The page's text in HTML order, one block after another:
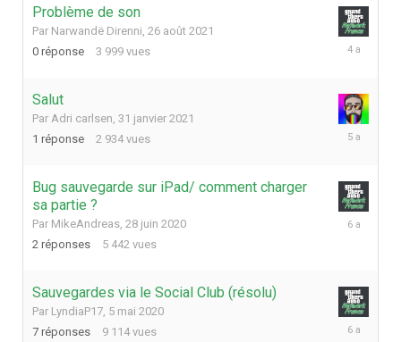
Problème de son
Par Narwandë Direnni 26 août 2021
0 réponse 3 999 vues
26
Salut
Par Adri carlsen 31 janvier 2021
1 réponse 2 934 vues
Bug sauvegarde sur iPad/ comment charger
sa partie ?
Par MikeAndreas 28 juin 2020
2 réponses 5 442 vues
29
Sauvegardes via le Social Club (résolu)
Par LyndiaP17 5 mai 2020
7 réponses 9 114 vues
17